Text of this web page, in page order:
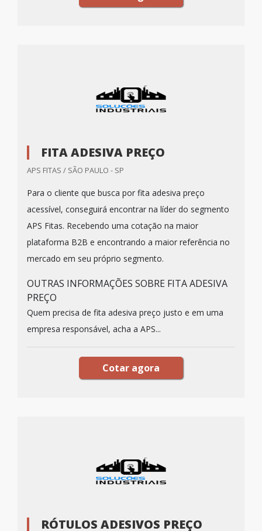
FITA ADESIVA PREÇO
APS FITAS / SÃO PAULO - SP
Para o cliente que busca por fita adesiva preço
acessível, conseguirá encontrar na líder do segmento
APS Fitas. Recebendo uma cotação na maior
plataforma B2B e encontrando a maior referência no
mercado em seu próprio segmento.
OUTRAS INFORMAÇÕES SOBRE FITA ADESIVA
PREÇO
Quem precisa de fita adesiva preço justo e em uma
empresa responsável, acha a APS...
Cotar agora
RÓTULOS ADESIVOS PREÇO